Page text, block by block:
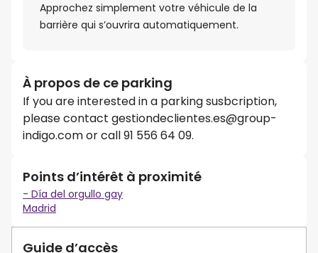
Approchez simplement votre véhicule de la
barrière qui s’ouvrira automatiquement.
À propos de ce parking
If you are interested in a parking susbcription,
please contact gestiondeclientes.es@group-
indigo.com or call 91 556 64 09.
Points d’intérêt à proximité
- Día del orgullo gay
Madrid
Guide d’accès